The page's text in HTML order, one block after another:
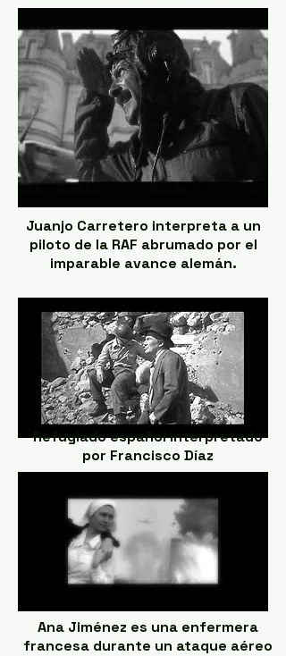
Juanjo Carretero interpreta a un
piloto de la RAF abrumado por el
imparable avance alemán.
Refugiado español interpretado
por Francisco Díaz
Ana Jiménez es una enfermera
francesa durante un ataque aéreo